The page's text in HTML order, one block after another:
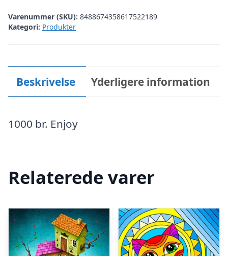
Varenummer (SKU): 8488674358617522189
Kategori: Produkter
Beskrivelse Yderligere information
1000 br. Enjoy
Relaterede varer